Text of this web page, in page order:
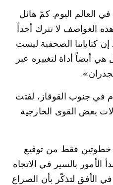
العالم اليوم. كمّ هائل
العواصف لا تترك أحداً
إن كتاباتنا الصحفية ليست
أيضاً أداة لتغييره عبر
في جنوب القوقاز، لفتت
بعض القوى الخارجية
خطوتين فقط من توقيع
الأمور بالسير في الاتجاه
الأفق لتذكّر بأن الصراع